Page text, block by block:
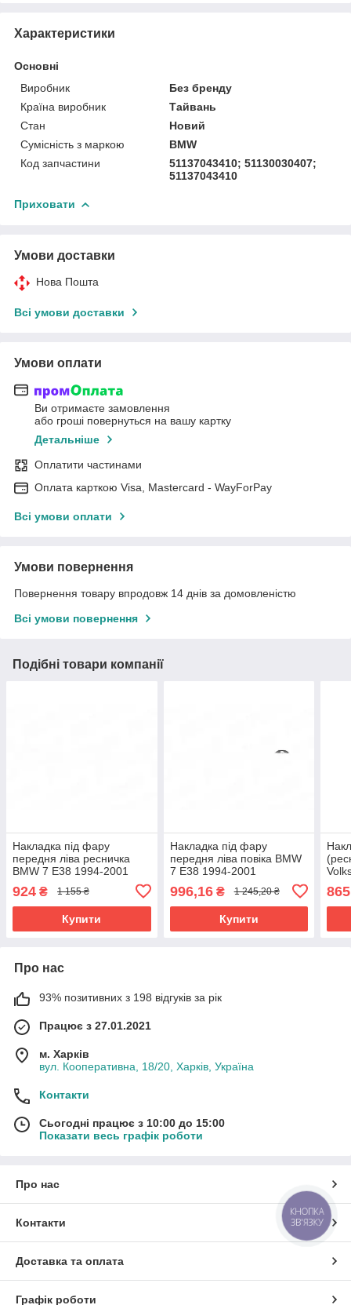
Характеристики
Основні
Виробник
Без бренду
Країна виробник
Тайвань
Стан
Новий
Сумісність з маркою
BMW
Код запчастини
51137043410; 51130030407;
51137043410
Приховати
Умови доставки
Нова Пошта
Всі умови доставки
Умови оплати
Ви отримаєте замовлення
або гроші повернуться на вашу картку
Детальніше
Оплатити частинами
Оплата карткою Visa, Mastercard - WayForPay
Всі умови оплати
Умови повернення
Повернення товару впродовж 14 днів за домовленістю
Всі умови повернення
Подібні товари компанії
Накладка під фару
передня ліва ресничка
BMW 7 E38 1994-2001
924 ₴ 1 155 ₴
Купити
Накладка під фару
передня ліва повіка BMW
7 E38 1994-2001
996,16₴ 1 245,20 ₴
Купити
Про нас
93% позитивних з 198 відгуків за рік
Працює з 27.01.2021
м. Харків
вул. Кооперативна, 18/20, Харків, Україна
Контакти
Сьогодні працює з 10:00 до 15:00
Показати весь графік роботи
Про нас
Контакти
Доставка та оплата
Графік роботи
КНОПКА
ЗВ'ЯЗКУ